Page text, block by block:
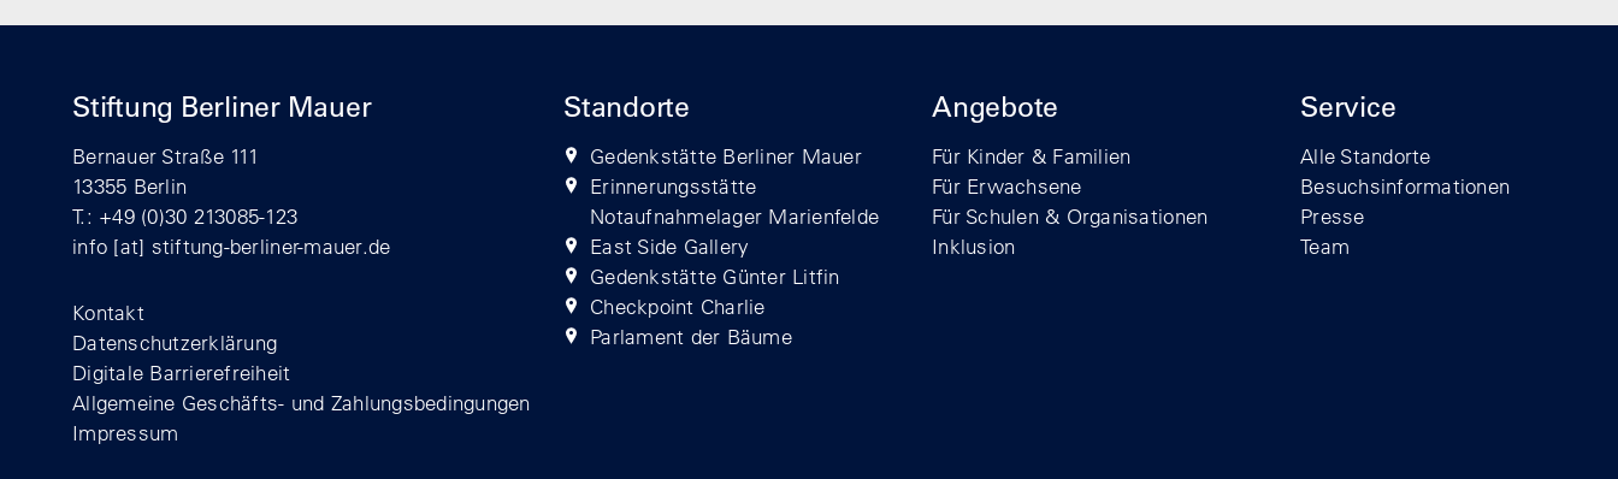
Stiftung Berliner Mauer
Bernauer Straße 111
13355 Berlin
T.: +49 (0)30 213085-123
info [at] stiftung-berliner-mauer.de
Kontakt
Datenschutzerklärung
Digitale Barrierefreiheit
Allgemeine Geschäfts- und Zahlungsbedingungen
Impressum
Standorte
Gedenkstätte Berliner Mauer
Erinnerungsstätte
Notaufnahmelager Marienfelde
East Side Gallery
Gedenkstätte Günter Litfin
Checkpoint Charlie
Parlament der Bäume
Angebote
Für Kinder & Familien
Für Erwachsene
Für Schulen & Organisationen
Inklusion
Service
Alle Standorte
Besuchsinformationen
Presse
Team